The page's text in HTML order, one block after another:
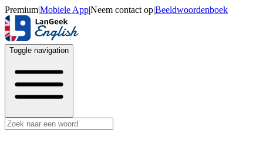
Premium|Mobiele App|Neem contact op|Beeldwoordenboek
Toggle navigation